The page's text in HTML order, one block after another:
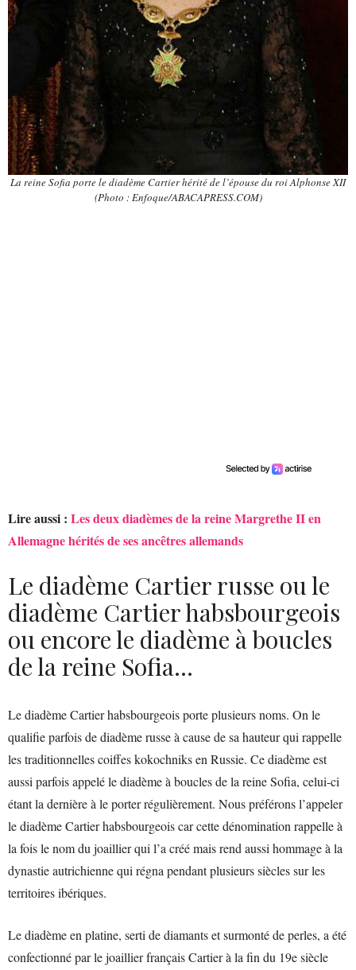
La reine Sofia porte le diadème Cartier hérité de l’épouse du roi Alphonse XII
(Photo :Enfoque/ABACAPRESS.COM)
Lire aussi : Les deux diadèmes de la reine Margrethe II en
Allemagne hérités de ses ancêtres allemands
Le diadème Cartier russe ou le
diadème Cartier habsbourgeois
ou encore le diadème à boucles
de la reine Sofia…
Le diadème Cartier habsbourgeois porte plusieurs noms. On le
qualifie parfois de diadème russe à cause de sa hauteur qui rappelle
les traditionnelles coiffes kokochniks en Russie. Ce diadème est
aussi parfois appelé le diadème à boucles de la reine Sofia, celui-ci
étant la dernière à le porter régulièrement. Nous préférons l’appeler
le diadème Cartier habsbourgeois car cette dénomination rappelle à
la fois le nom du joaillier qui l’a créé mais rend aussi hommage à la
dynastie autrichienne qui régna pendant plusieurs siècles sur les
territoires ibériques.
Le diadème en platine, serti de diamants et surmonté de perles, a été
confectionné par le joaillier français Cartier à la fin du 19e siècle